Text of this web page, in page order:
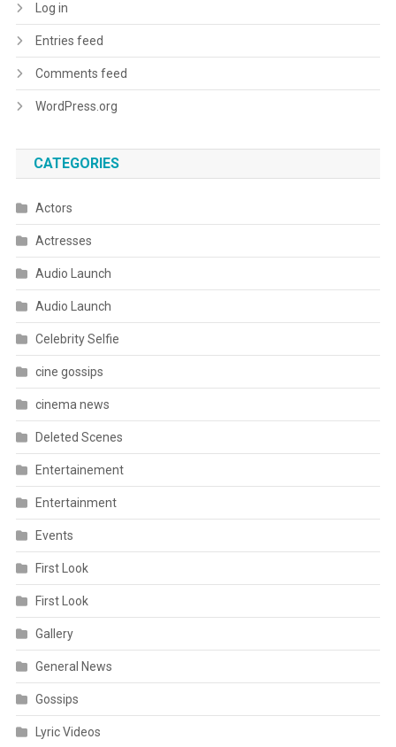
Log in
Entries feed
Comments feed
WordPress.org
CATEGORIES
Actors
Actresses
Audio Launch
Audio Launch
Celebrity Selfie
cine gossips
cinema news
Deleted Scenes
Entertainement
Entertainment
Events
First Look
First Look
Gallery
General News
Gossips
Lyric Videos